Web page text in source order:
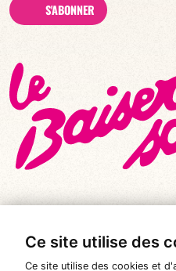
Ce site utilise des
Ce site utilise des cookies et
S'ABONNER
© Tous droits réservés 2026 |